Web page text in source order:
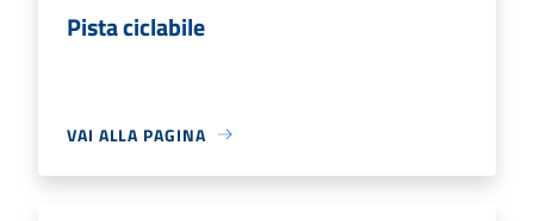
Pista ciclabile
VAI ALLA PAGINA